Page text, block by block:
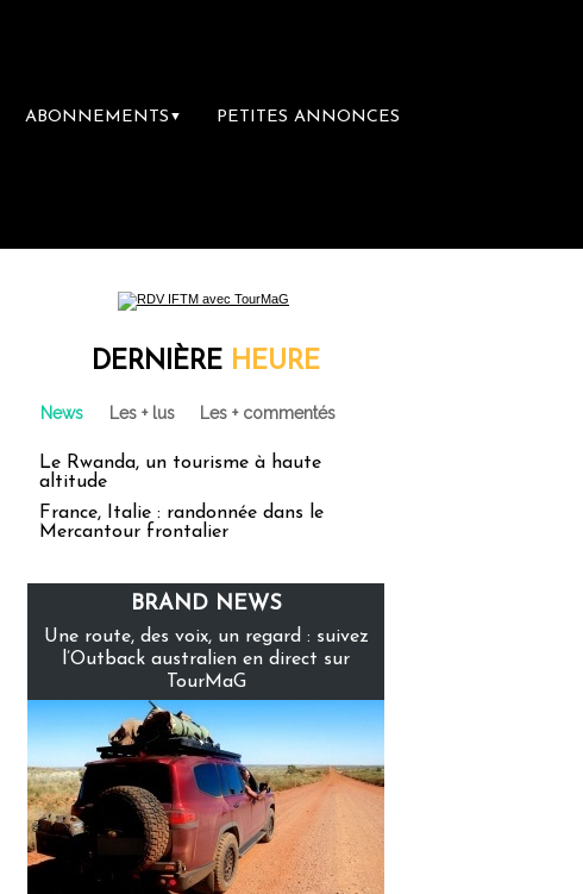
ABONNEMENTS ▼ PETITES ANNONCES
DERNIÈRE HEURE
News Les + lus Les + commentés
Le Rwanda, un tourisme à haute
altitude
France, Italie : randonnée dans le
Mercantour frontalier
BRAND NEWS
Une route, des voix, un regard : suivez
l’Outback australien en direct sur
TourMaG